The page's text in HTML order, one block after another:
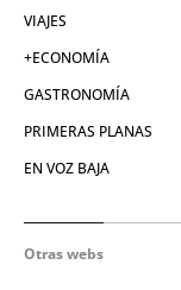
VIAJES
+ECONOMÍA
GASTRONOMÍA
PRIMERAS PLANAS
EN VOZ BAJA
Otras webs